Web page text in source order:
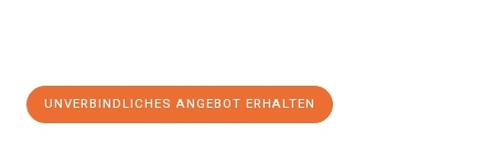
UNVERBINDLICHES ANGEBOT ERHALTEN